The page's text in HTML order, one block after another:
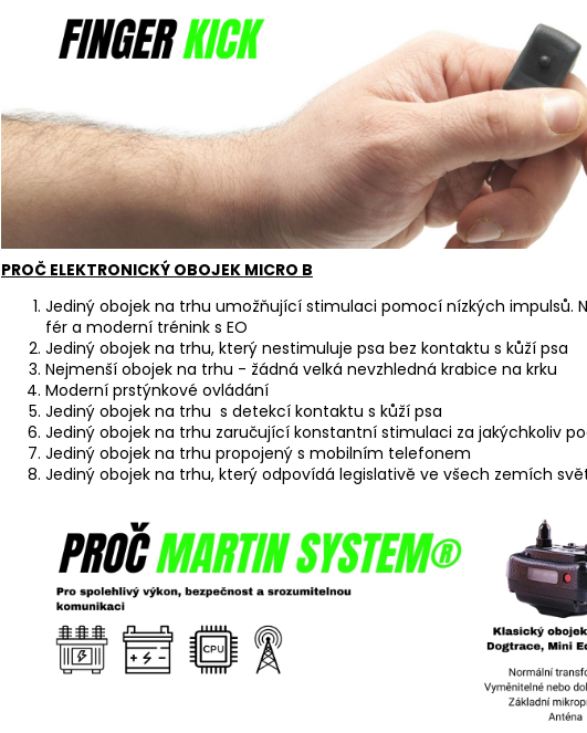
PROČ ELEKTRONICKÝ OBOJEK MICRO B
Jediný obojek na trhu umožňující stimulaci pomocí nízkých impulsů.
fér a moderní trénink s EO
Jediný obojek na trhu, který nestimuluje psa bez kontaktu s kůží psa
Nejmenší obojek na trhu - žádná velká nevzhledná krabice na krku
Moderní prstýnkové ovládání
Jediný obojek na trhu s detekcí kontaktu s kůží psa
Jediný obojek na trhu zaručující konstantní stimulaci za jakýchkoliv
Jediný obojek na trhu propojený s mobilním telefonem
Jediný obojek na trhu, který odpovídá legislativě ve všech zemích